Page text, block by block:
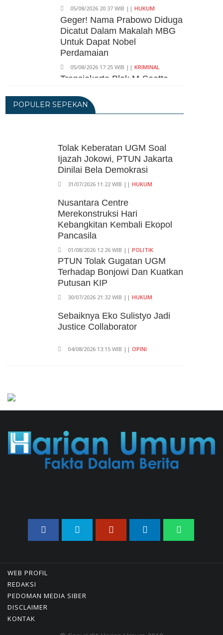
05/08/2026 20:37 WIB || HUKUM
Geger! Nama Prabowo Diduga
Dicatut Dalam Makalah MBG
Untuk Dapat Nobel
Perdamaian
05/08/2026 17:25 WIB || KRIMINAL
Transjakarta Blok M-Soetta
Transbandara, Tarif Dipatok
Rp15.000
Pengangguran Di Indonesia
Pada Mei 2026 Turun Jadi 7,22
Juta Orang
05/08/2026 13:45 WIB ||TENAGA KERJA
Tumbuh 5,29 Persen, Sektor
Pertambangan Alami Kontraksi
05/08/2026 13:16 WIB || MAKRO/MIKRO
POPULER SEPEKAN
Tolak Keberatan UGM Soal
Ijazah Jokowi, PTUN Jakarta
Dinilai Bela Demokrasi
31/07/2026 11:22 WIB || HUKUM
Nusantara Centre
Merekonstruksi Hari
Kebangkitan Kembali Ekopol
Pancasila
01/08/2026 12:26 WIB || POLITIK
PTUN Tolak Gugatan UGM
Terhadap Bonjowi Dan Kuatkan
Putusan KIP
30/07/2026 21:32 WIB || HUKUM
Sebaiknya Eko Sulistyo Jadi
Justice Collaborator
04/08/2026 13:15 WIB || OPINI
Hanya Berisi Rp 5.000, Moh
Syifak Divonis 4 Bulan
31/07/2026 10:44 WIB ||HUKUM
Jika Banding Juga Ditolak,
Simposium Nasional Nusantara
WEB PROFIL
REDAKSI
PEDOMAN MEDIA SIBER
DISCLAIMER
KONTAK